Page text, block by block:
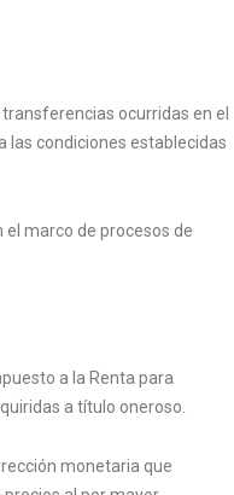
ocurridas en el
las condiciones establecidas
marco de procesos de
a la Renta para
a título oneroso.
monetaria que